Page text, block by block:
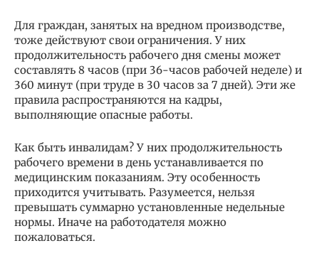
Для граждан, занятых на вредном производстве,
тоже действуют свои ограничения. У них
продолжительность рабочего дня смены может
составлять 8 часов (при 36-часов рабочей неделе) и
360 минут (при труде в 30 часов за 7 дней). Эти же
правила распространяются на кадры,
выполняющие опасные работы.
Как быть инвалидам? У них продолжительность
рабочего времени в день устанавливается по
медицинским показаниям. Эту особенность
приходится учитывать. Разумеется, нельзя
превышать суммарно установленные недельные
нормы. Иначе на работодателя можно
пожаловаться.